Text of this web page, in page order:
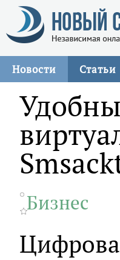
Новости Статьи
Бизнес